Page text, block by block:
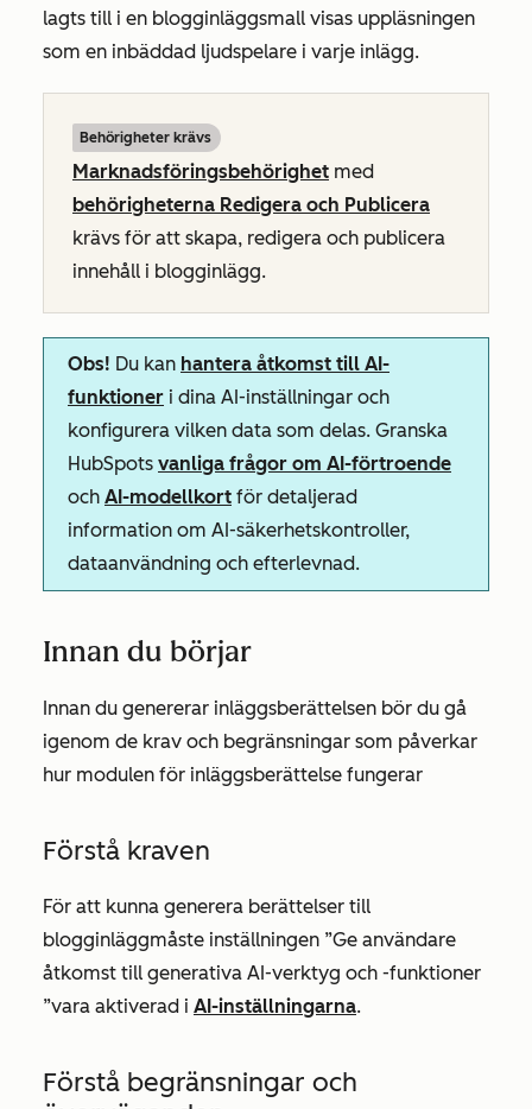
lagts till i en blogginläggsmall visas uppläsningen
som en inbäddad ljudspelare i varje inlägg.
Behörigheter krävs
Marknadsföringsbehörighet med
behörigheterna Redigera och Publicera
krävs för att skapa, redigera och publicera
innehåll i blogginlägg.
Obs! Du kan hantera åtkomst till AI-
funktioner i dina AI-inställningar och
konfigurera vilken data som delas. Granska
HubSpots vanliga frågor om AI-förtroende
och AI-modellkort för detaljerad
information om AI-säkerhetskontroller,
dataanvändning och efterlevnad.
Innan du börjar
Innan du genererar inläggsberättelsen bör du gå
igenom de krav och begränsningar som påverkar
hur modulen för inläggsberättelse fungerar
Förstå kraven
För att kunna generera berättelser till
blogginläggmåste inställningen ”Ge användare
åtkomst till generativa AI-verktyg och -funktioner
”vara aktiverad i AI-inställningarna.
Förstå begränsningar och